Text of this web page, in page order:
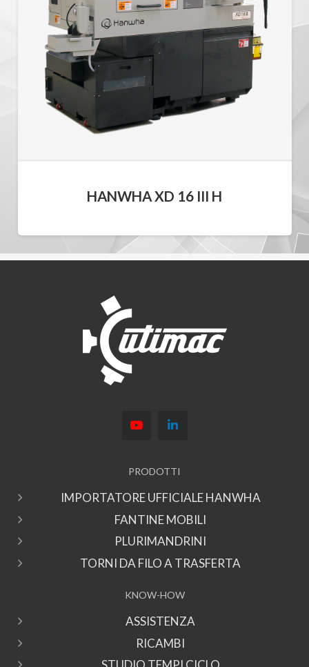
HANWHA XD 16 III H
PRODOTTI
IMPORTATORE UFFICIALE HANWHA
FANTINE MOBILI
PLURIMANDRINI
TORNI DA FILO A TRASFERTA
KNOW-HOW
ASSISTENZA
RICAMBI